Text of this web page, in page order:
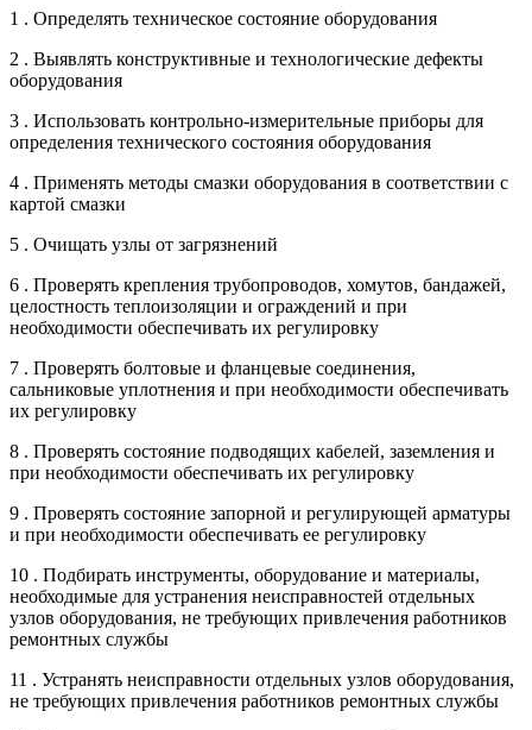
1 . Определять техническое состояние оборудования
2 . Выявлять конструктивные и технологические дефекты
оборудования
3 . Использовать контрольно-измерительные приборы для
определения технического состояния оборудования
4 . Применять методы смазки оборудования в соответствии с
картой смазки
5 . Очищать узлы от загрязнений
6 . Проверять крепления трубопроводов, хомутов, бандажей,
целостность теплоизоляции и ограждений и при
необходимости обеспечивать их регулировку
7 . Проверять болтовые и фланцевые соединения,
сальниковые уплотнения и при необходимости обеспечивать
их регулировку
8 . Проверять состояние подводящих кабелей, заземления и
при необходимости обеспечивать их регулировку
9 . Проверять состояние запорной и регулирующей арматуры
и при необходимости обеспечивать ее регулировку
10 . Подбирать инструменты, оборудование и материалы,
необходимые для устранения неисправностей отдельных
узлов оборудования, не требующих привлечения работников
ремонтных службы
11 . Устранять неисправности отдельных узлов оборудования,
не требующих привлечения работников ремонтных службы